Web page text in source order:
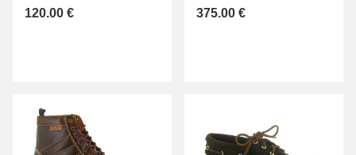
120.00 € 375.00 €